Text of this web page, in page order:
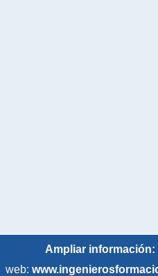
Ampliar información:
web: